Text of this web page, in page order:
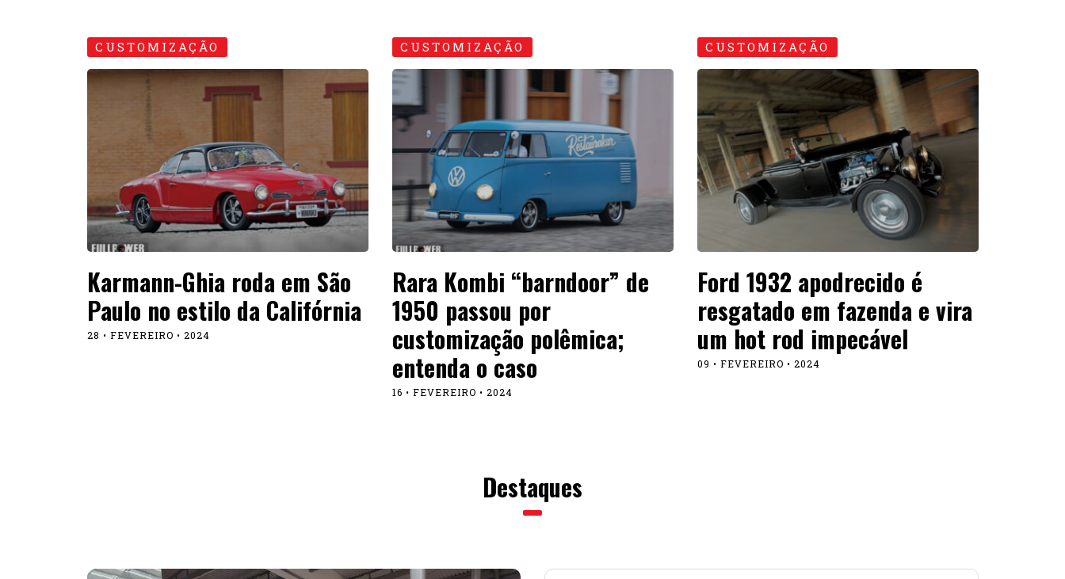
Paulo no estilo da Califórnia
28 • FEVEREIRO • 2024
1950 passou por
customização polêmica;
entenda o caso
16 • FEVEREIRO • 2024
resgatado em fazenda e vira
um hot rod impecável
09 • FEVEREIRO • 2024
Destaques
GT3 especial
NOTÍCIAS
Stuttgart Porsche recebe e
expõe um 911 GT3 especial
08 • JUNHO • 2026